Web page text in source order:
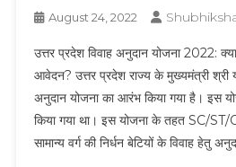
August 24, 2022
उत्तर प्रदेश विवाह अनुदान योजना 2022:
आवेदन? उत्तर प्रदेश राज्य के मुख्यमंत्री श्री
अनुदान योजना का आरंभ किया गया है। इस
किया गया था। इस योजना के तहत SC/
सामान्य वर्ग की निर्धन बेटियों के विवाह हेतु